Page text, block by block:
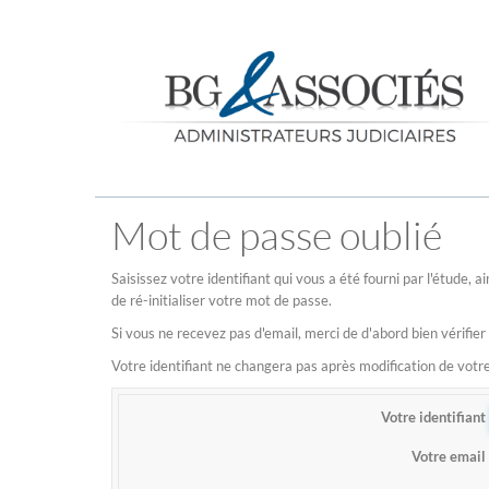
Mot de passe oublié
Saisissez votre identifiant qui vous a été fourni par l'étude,
de ré-initialiser votre mot de passe.
Si vous ne recevez pas d'email, merci de d'abord bien
Votre identifiant ne changera pas après modification de
Votre identifiant
Votre email